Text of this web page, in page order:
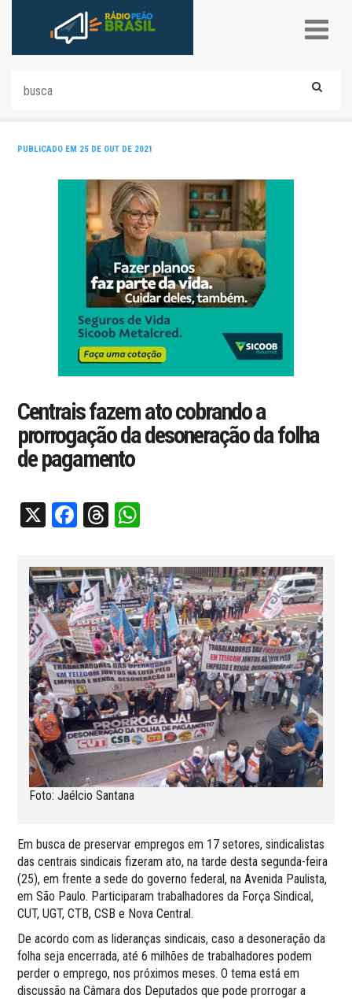
PUBLICADO EM 25 DE OUT DE 2021
Centrais fazem ato cobrando a
prorrogação da desoneração da folha
de pagamento
X Facebook
Threads
Foto: Jaélcio Santana
Em busca de preservar empregos em 17 setores, sindicalistas
das centrais sindicais fizeram ato, na tarde desta segunda-feira
(25), em frente a sede do governo federal, na Avenida Paulista,
em São Paulo. Participaram trabalhadores da Força Sindical,
CUT, UGT, CTB, CSB e Nova Central.
De acordo com as lideranças sindicais, caso a desoneração da
folha seja encerrada, até 6 milhões de trabalhadores podem
perder o emprego, nos próximos meses. O tema está em
discussão na Câmara dos Deputados que pode prorrogar a